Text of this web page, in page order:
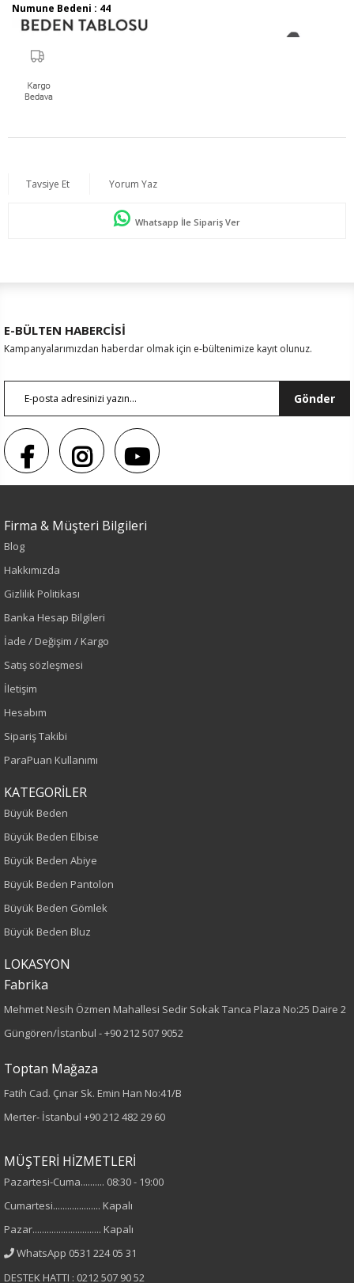
Numune Bedeni : 44
Sezon : YAZLIK
Ekru
Sezon
İlkbahar-Yaz
Yaş Grubu
Yetişkin
Normal Bel
Kalıp
Büyük Beden
Boy
100
Boru Paça
Kumaş Tipi
Desen
Düz
Kumaş
Cinsiyet
Tavsiye Et Yorum Yaz
Whatsapp İle Sipariş Ver
E-BÜLTEN HABERCİSİ
Kampanyalarımızdan haberdar olmak için e-bültenimize kayıt olunuz.
Gönder
Firma & Müşteri Bilgileri
Blog
Hakkımızda
Gizlilik Politikası
Banka Hesap Bilgileri
İade / Değişim / Kargo
Satış sözleşmesi
İletişim
Hesabım
Sipariş Takibi
ParaPuan Kullanımı
KATEGORİLER
Büyük Beden
Büyük Beden Elbise
Büyük Beden Abiye
Büyük Beden Pantolon
Büyük Beden Gömlek
Büyük Beden Bluz
LOKASYON
Fabrika
Mehmet Nesih Özmen Mahallesi Sedir Sokak Tanca Plaza No:25 Daire 2
Güngören/İstanbul -+90 212 507 9052
Toptan Mağaza
Fatih Cad. Çınar Sk. Emin Han No:41/B
Merter- İstanbul +90 212 482 29 60
MÜŞTERİ HİZMETLERİ
Pazartesi-Cuma.......... 08:30 - 19:00
Cumartesi.................... Kapalı
Pazar............................. Kapalı
WhatsApp 0531 224 05 31
DESTEK HATTI : 0212 507 90 52